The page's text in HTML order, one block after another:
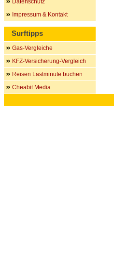
Datenschutz
Impressum & Kontakt
Surftipps
Gas-Vergleiche
KFZ-Versicherung-Vergleich
Reisen Lastminute buchen
Cheabit Media